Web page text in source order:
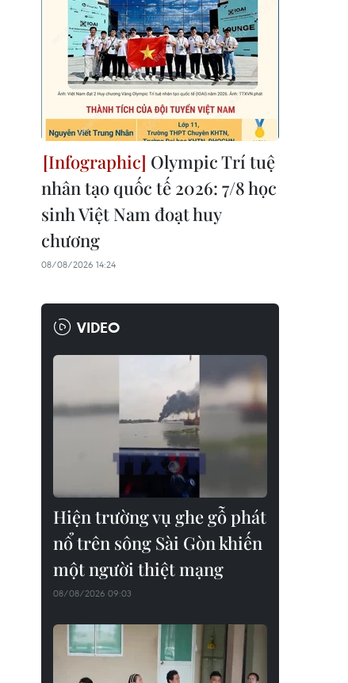
Olympic Trí tuệ
nhân tạo quốc tế 2026: 7/8 học
sinh Việt Nam đoạt huy
chương
08/08/2026 14:24
VIDEO
Hiện trường vụ ghe gỗ phát
nổ trên sông Sài Gòn khiến
một người thiệt mạng
08/08/2026 09:03